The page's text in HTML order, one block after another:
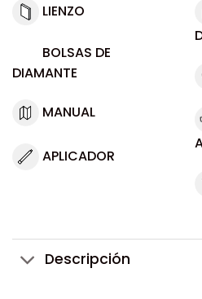
LIENZO
BOLSAS DE
DIAMANTE
MANUAL
APLICADOR
Descripción